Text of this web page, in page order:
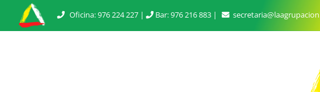
Oficina:976 224 227 | Bar:976 216 883 |